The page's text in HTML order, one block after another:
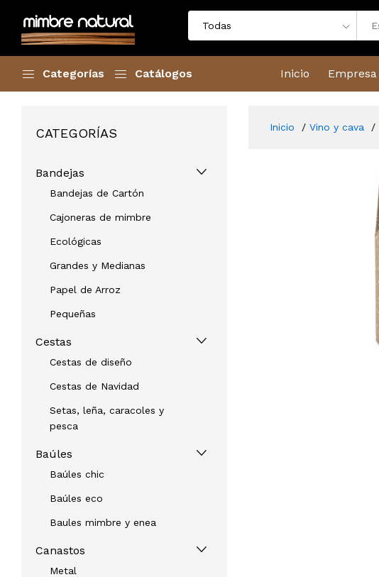
Categorías Catálogos Inicio Empresa
CATEGORÍAS
Bandejas
Bandejas de Cartón
Cajoneras de mimbre
Ecológicas
Grandes y Medianas
Papel de Arroz
Pequeñas
Cestas
Cestas de diseño
Cestas de Navidad
Setas, leña, caracoles y
pesca
Baúles
Baúles chic
Baúles eco
Baules mimbre y enea
Canastos
Metal
Inicio Vino y cava